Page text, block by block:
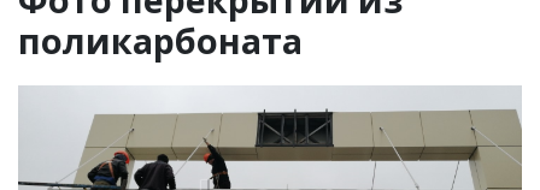
поликарбоната